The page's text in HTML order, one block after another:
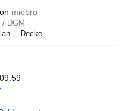
miobro
DGM
Decke